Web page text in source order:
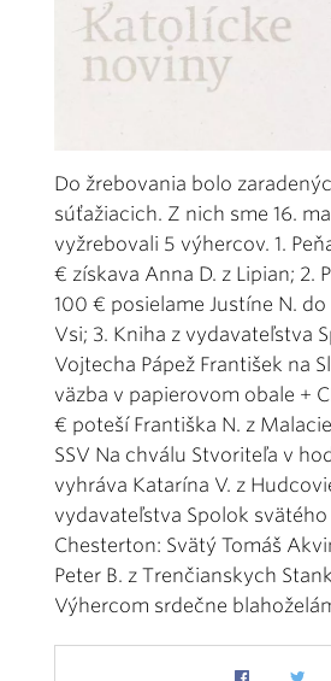
Do žrebovania bolo
súťažiacich. Z nich sme 16.
vyžrebovali 5 výhercov. 1.
€ získava Anna D. z Lipian; 2.
100 € posielame Justíne N. do
Vsi; 3. Kniha z vydavateľstva
Vojtecha Pápež František na
väzba v papierovom obale +
€ poteší Františka N. z
SSV Na chválu Stvoriteľa v
vyhráva Katarína V. z
vydavateľstva Spolok svätého
Chesterton: Svätý Tomáš
Peter B. z Trenčianskych
Výhercom srdečne